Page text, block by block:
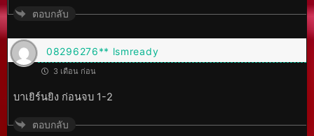
ตอบกลับ
08296276** lsmready
3 เดือน ก่อน
บาเยิร์นยิง ก่อนจบ 1-2
ตอบกลับ